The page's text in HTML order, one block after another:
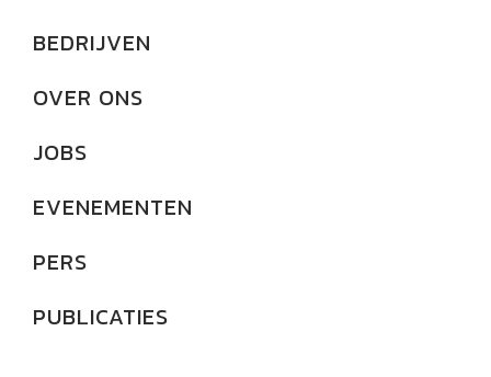
BEDRIJVEN
OVER ONS
JOBS
EVENEMENTEN
PERS
PUBLICATIES